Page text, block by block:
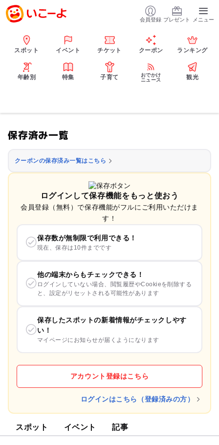
会員登録 プレゼント メニュー
スポット イベント チケット クーポン ランキング
年齢別 特集 子育て
おでかけ
ニュース
観光
保存済み一覧
クーポンの保存済み一覧はこちら
ログインして保存機能をもっと使おう
会員登録（無料）で保存機能がフルにご利用いただけま
す！
保存数が無制限で利用できる！
現在、保存は10件までです
他の端末からもチェックできる！
ログインしていない場合、閲覧履歴やCookieを削除する
と、設定がリセットされる可能性があります
保存したスポットの新着情報がチェックしやす
い！
マイページにお知らせが届くようになります
アカウント登録はこちら
ログインはこちら（登録済みの方）
スポット イベント 記事